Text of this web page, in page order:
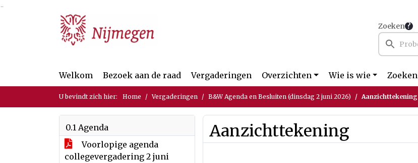
Ga naar de inhoud van deze pagina
Ga naar het zoeken
Ga naar het menu
Zoeken
Welkom Bezoek aan de raad Vergaderingen Overzichten Wie is wie Zoeken
U bevindt zich hier: Home Vergaderingen B&W Agenda en Besluiten (dinsdag 2 juni 2026) Aanzichttekening
0.1 Agenda
Voorlopige agenda
collegevergadering 2 juni
Aanzichttekening